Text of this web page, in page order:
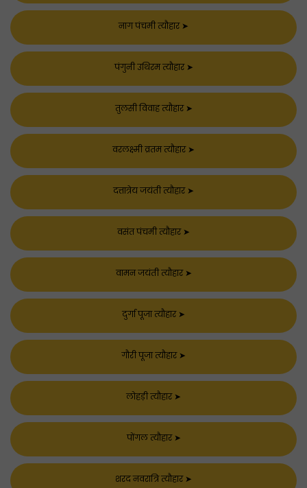
नाग पंचमी त्यौहार➤
पंगुनी उथिरम त्यौहार➤
तुलसी विवाह त्यौहार➤
वरलक्ष्मी व्रतम त्यौहार➤
दत्तात्रेय जयंती त्यौहार➤
वसंत पंचमी त्यौहार➤
वामन जयंती त्यौहार➤
दुर्गा पूजा त्यौहार➤
गौरी पूजा त्यौहार➤
लोहड़ी त्यौहार➤
पोंगल त्यौहार➤
शरद नवरात्रि त्यौहार➤